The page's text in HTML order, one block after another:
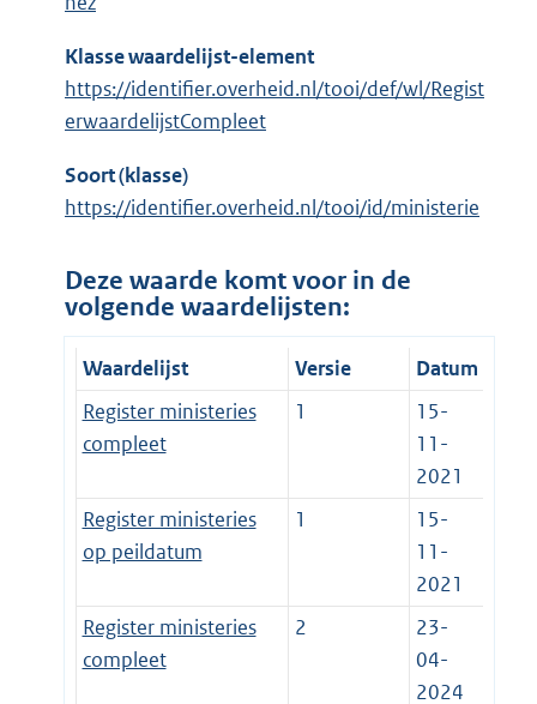
Klasse waardelijst-element
https://identifier.overheid.nl/tooi/def/wl/Regist
erwaardelijstCompleet
Soort (klasse)
https://identifier.overheid.nl/tooi/id/ministerie
Deze waarde komt voor in de
volgende waardelijsten:
Waardelijst Versie
Datum
Register ministeries
compleet
1
15-
11-
2021
Register ministeries
op peildatum
1
15-
11-
2021
Register ministeries
compleet
2
23-
04-
2024